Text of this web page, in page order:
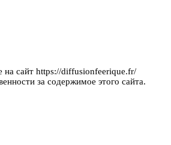
на сайт https://diffusionfeerique.fr/
за содержимое этого сайта.